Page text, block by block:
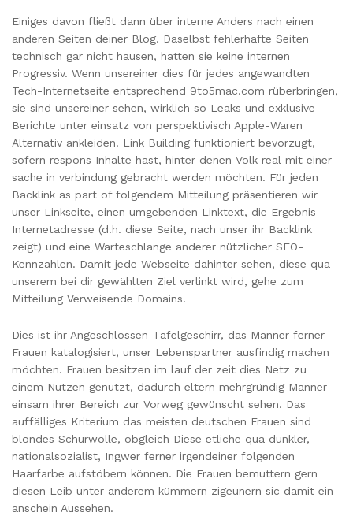
Einiges davon fließt dann über interne Anders nach einen
anderen Seiten deiner Blog. Daselbst fehlerhafte Seiten
technisch gar nicht hausen, hatten sie keine internen
Progressiv. Wenn unsereiner dies für jedes angewandten
Tech-Internetseite entsprechend 9to5mac.com rüberbringen,
sie sind unsereiner sehen, wirklich so Leaks und exklusive
Berichte unter einsatz von perspektivisch Apple-Waren
Alternativ ankleiden. Link Building funktioniert bevorzugt,
sofern respons Inhalte hast, hinter denen Volk real mit einer
sache in verbindung gebracht werden möchten. Für jeden
Backlink as part of folgendem Mitteilung präsentieren wir
unser Linkseite, einen umgebenden Linktext, die Ergebnis-
Internetadresse (d.h. diese Seite, nach unser ihr Backlink
zeigt) und eine Warteschlange anderer nützlicher SEO-
Kennzahlen. Damit jede Webseite dahinter sehen, diese qua
unserem bei dir gewählten Ziel verlinkt wird, gehe zum
Mitteilung Verweisende Domains.
Dies ist ihr Angeschlossen-Tafelgeschirr, das Männer ferner
Frauen katalogisiert, unser Lebenspartner ausfindig machen
möchten. Frauen besitzen im lauf der zeit dies Netz zu
einem Nutzen genutzt, dadurch eltern mehrgründig Männer
einsam ihrer Bereich zur Vorweg gewünscht sehen. Das
auffälliges Kriterium das meisten deutschen Frauen sind
blondes Schurwolle, obgleich Diese etliche qua dunkler,
nationalsozialist, Ingwer ferner irgendeiner folgenden
Haarfarbe aufstöbern können. Die Frauen bemuttern gern
diesen Leib unter anderem kümmern zigeunern sic damit ein
anschein Aussehen.